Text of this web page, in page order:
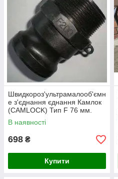
Швидкороз'ультрамалооб'ємн
е з'єднання єднання Камлок
(CAMLOCK) Тип F 76 мм.
3"Ніпель (тато) з зовнішньою
різьбою
В наявності
698 ₴
Купити